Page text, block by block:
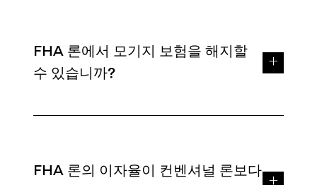
FHA 론에서 모기지 보험을 해지할
수 있습니까?
FHA 론의 이자율이 컨벤셔널 론보다